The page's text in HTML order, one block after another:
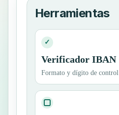
Herramientas
✓
Verificador IBAN
Formato y dígito de control